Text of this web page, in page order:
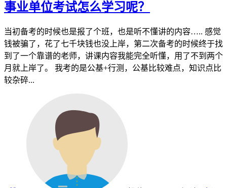
事业单位考试怎么学习呢？
当初备考的时候也是报了个班，也是听不懂讲的内容….. 感觉
钱被骗了，花了七千块钱也没上岸，第二次备考的时候终于找
到了一个靠谱的老师，讲课内容我能完全听懂，用了不到两个
月就上岸了。 我考的是公基+行测，公基比较难点，知识点比
较杂碎...